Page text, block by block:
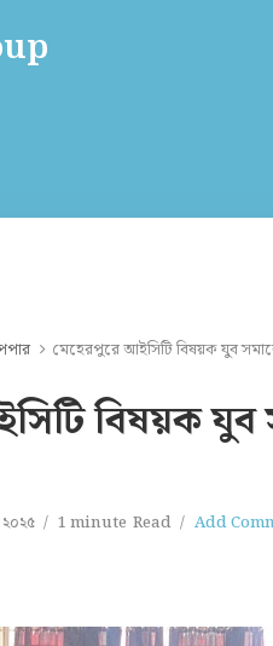
মেহেরপুরে আইসিটি বিষয়ক যুব
বিষয়ক
২০২৫ 1 minute Read Add